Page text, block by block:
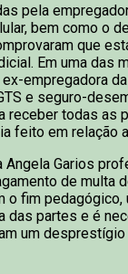
pela
bem como o
que
Em uma das
ex-empregadora
e seguro-
receber todas as
feito em relação
Garios
de multa
o fim pedagógico,
das partes e é
um